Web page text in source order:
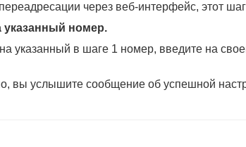
через веб-интерфейс, этот
указанный номер.
указанный в шаге 1 номер, введите на
вы услышите сообщение об успешной